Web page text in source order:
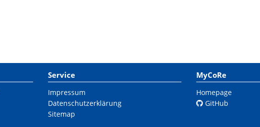
Service
Impressum
Datenschutzerklärung
Sitemap
MyCoRe
Homepage
GitHub